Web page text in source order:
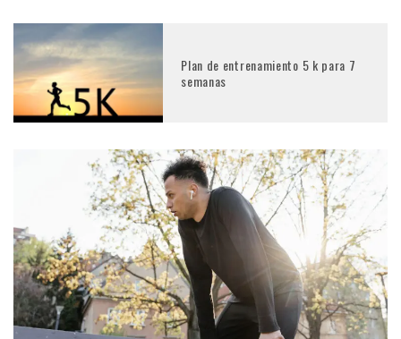
Plan de entrenamiento 5 k para 7
semanas